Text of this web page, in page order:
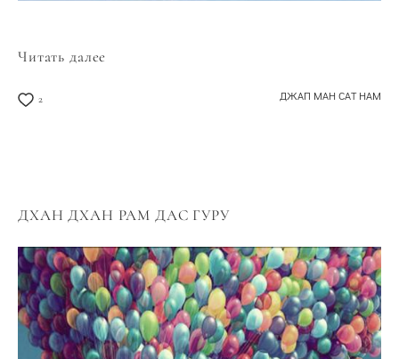
Читать далее
2 ДЖАП МАН САТ НАМ
ДХАН ДХАН РАМ ДАС ГУРУ